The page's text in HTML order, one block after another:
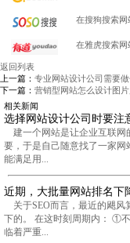
在搜狗搜索网
在雅虎搜索网
返回列表
上一篇： 专业网站设计公司需要做
下一篇： 营销型网站怎么设计图
相关新闻
选择网站设计公司时要注
建一个网站是让企业互联网
要，于是自己随意找了一家
能满足用...
近期，大批量网站排名下
关于SEO而言，最近的飓风
下的。 在这时刻周期内： ①
临着严重...